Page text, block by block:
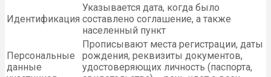
Идентификация
Указывается дата, когда было
составлено соглашение, а также
населенный пункт
Персональные
данные
Прописывают места регистрации, даты
рождения, реквизиты документов,
удостоверяющих личность (паспорта,